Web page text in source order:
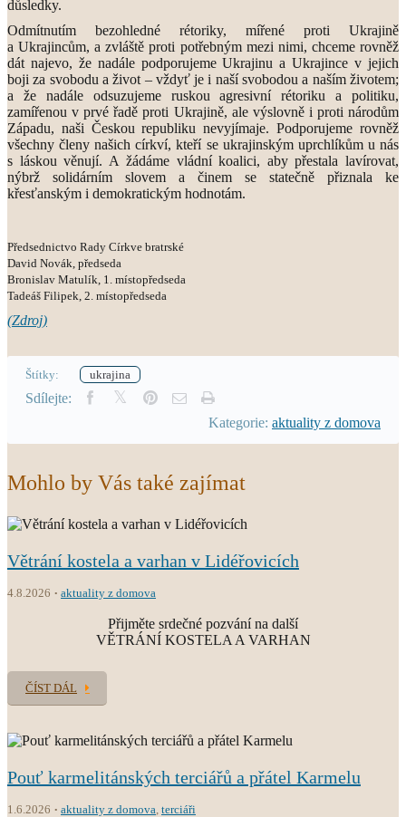
důsledky.
Odmítnutím bezohledné rétoriky, mířené proti Ukrajině
a Ukrajincům, a zvláště proti potřebným mezi nimi, chceme rovněž
dát najevo, že nadále podporujeme Ukrajinu a Ukrajince v jejich
boji za svobodu a život – vždyť je i naší svobodou a naším životem;
a že nadále odsuzujeme ruskou agresivní rétoriku a politiku,
zamířenou v prvé řadě proti Ukrajině, ale výslovně i proti národům
Západu, naši Českou republiku nevyjímaje. Podporujeme rovněž
všechny členy našich církví, kteří se ukrajinským uprchlíkům u nás
s láskou věnují. A žádáme vládní koalici, aby přestala lavírovat,
nýbrž solidárním slovem a činem se statečně přiznala ke
křesťanským i demokratickým hodnotám.
Předsednictvo Rady Církve bratrské
David Novák, předseda
Bronislav Matulík, 1. místopředseda
Tadeáš Filipek, 2. místopředseda
(Zdroj)
Štítky: ukrajina
Sdílejte:
Kategorie: aktuality z domova
Mohlo by Vás také zajímat
Větrání kostela a varhan v Lidéřovicích
4.8.2026 aktuality z domova
Přijměte srdečné pozvání na další
VĚTRÁNÍ KOSTELA A VARHAN
ČÍST DÁL
Pouť karmelitánských terciářů a přátel Karmelu
1.6.2026 aktuality z domova terciáři